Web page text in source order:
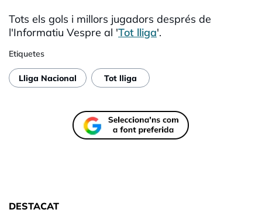
Tots els gols i millors jugadors després de
l'Informatiu Vespre al 'Tot lliga'.
Etiquetes
Lliga Nacional Tot lliga
DESTACAT